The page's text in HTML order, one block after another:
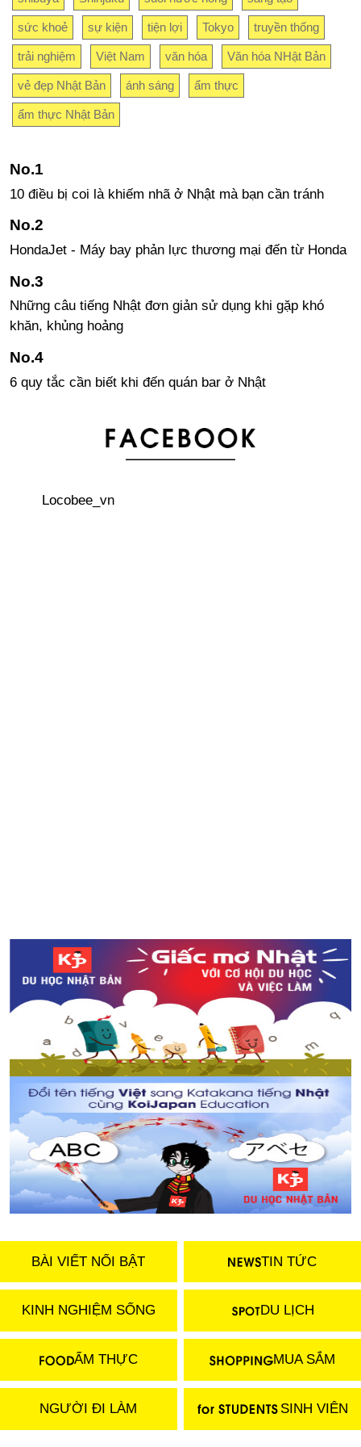
sức khoẻ sự kiện tiện lợi Tokyo truyền thống
trải nghiệm Việt Nam văn hóa Văn hóa NHật Bản
vẻ đẹp Nhật Bản ánh sáng ẩm thực
ẩm thực Nhật Bản
10 điều bị coi là khiếm nhã ở Nhật mà bạn cần tránh
HondaJet - Máy bay phản lực thương mại đến từ Honda
Những câu tiếng Nhật đơn giản sử dụng khi gặp khó
khăn, khủng hoảng
6 quy tắc cần biết khi đến quán bar ở Nhật
Áo khoác Sukajan – phong cách đường phố của giới trẻ
Locobee_vn
BÀI VIẾT NỔI BẬT TIN TỨC
KINH NGHIỆM SỐNG DU LỊCH
ẨM THỰC MUA SẮM
NGƯỜI ĐI LÀM SINH VIÊN